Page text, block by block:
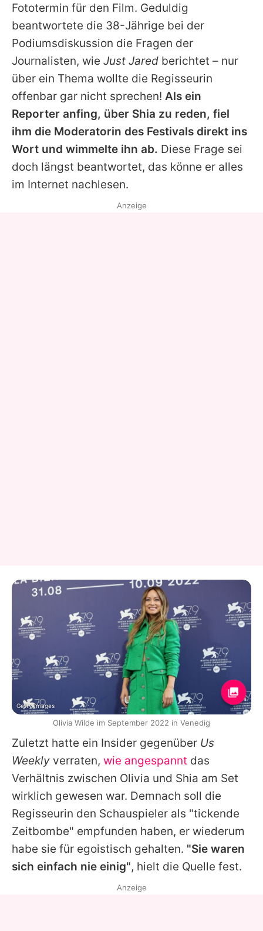
Fototermin für den Film. Geduldig
beantwortete die 38-Jährige bei der
Podiumsdiskussion die Fragen der
Journalisten, wie Just Jared berichtet – nur
über ein Thema wollte die Regisseurin
offenbar gar nicht sprechen! Als ein
Reporter anfing, über Shia zu reden, fiel
ihm die Moderatorin des Festivals direkt ins
Wort und wimmelte ihn ab. Diese Frage sei
doch längst beantwortet, das könne er alles
im Internet nachlesen.
Zuletzt hatte ein Insider gegenüber Us
Weekly verraten, wie angespannt das
Verhältnis zwischen Olivia und Shia am Set
wirklich gewesen war. Demnach soll die
Regisseurin den Schauspieler als "tickende
Zeitbombe" empfunden haben, er wiederum
habe sie für egoistisch gehalten. "Sie waren
sich einfach nie einig", hielt die Quelle fest.
Anzeige
Getty Images
Olivia Wilde im September 2022 in Venedig
Anzeige